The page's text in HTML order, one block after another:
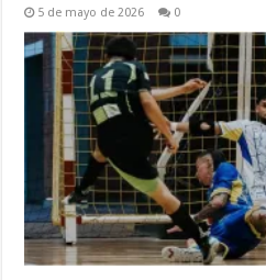
5 de mayo de 2026 0